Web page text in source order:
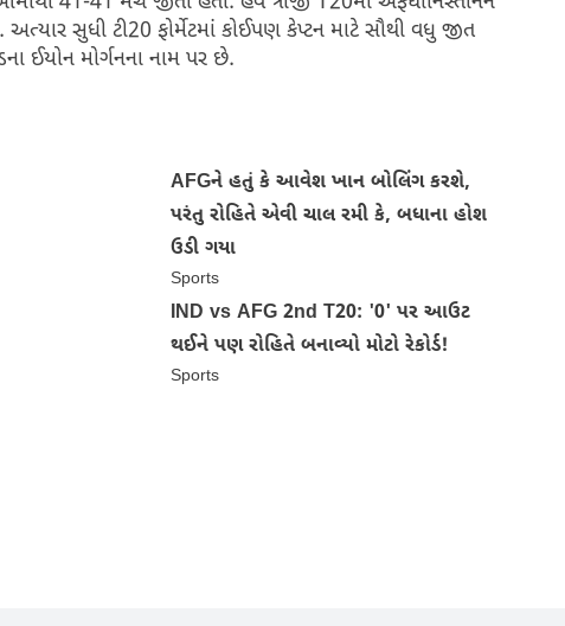
અત્યાર સુધી ટી20 ફોર્મેટમાં કોઈપણ કેપ્ટન માટે સૌથી વધુ જીત
ઈયોન મોર્ગનના નામ પર છે.
AFGને હતું કે આવેશ ખાન બોલિંગ કરશે,
પરંતુ રોહિતે એવી ચાલ રમી કે, બધાના હોશ
ઉડી ગયા
Sports
IND vs AFG 2nd T20: '0' પર આઉટ
થઈને પણ રોહિતે બનાવ્યો મોટો રેકોર્ડ!
Sports